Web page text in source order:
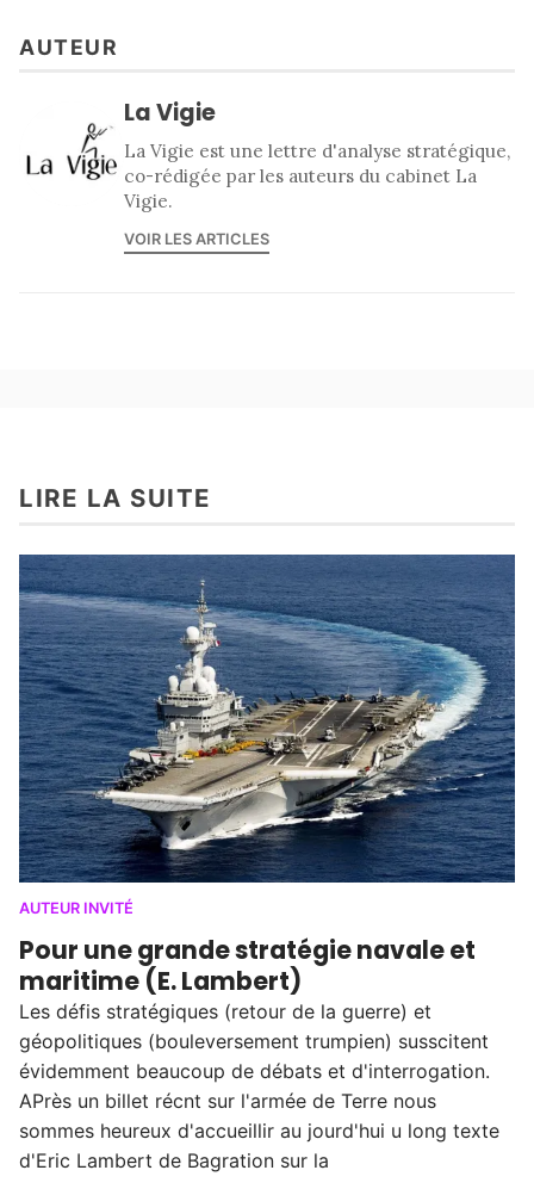
AUTEUR
La Vigie
La Vigie est une lettre d'analyse stratégique,
co-rédigée par les auteurs du cabinet La
Vigie.
VOIR LES ARTICLES
LIRE LA SUITE
AUTEUR INVITÉ
Pour une grande stratégie navale et
maritime (E. Lambert)
Les défis stratégiques (retour de la guerre) et
géopolitiques (bouleversement trumpien) susscitent
évidemment beaucoup de débats et d'interrogation.
APrès un billet récnt sur l'armée de Terre nous
sommes heureux d'accueillir au jourd'hui u long texte
d'Eric Lambert de Bagration sur la